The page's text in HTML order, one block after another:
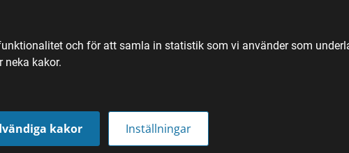
och för att samla in statistik som vi använder som
neka kakor.
kakor Inställningar